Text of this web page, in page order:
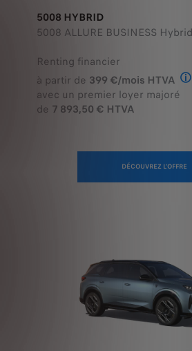
5008 ALLURE BUSINESS Hybrid
à partir de399 €/mois HTVA
avec un premier loyer majoré
de7 893,50 € HTVA
DÉCOUVREZ L'OFFRE